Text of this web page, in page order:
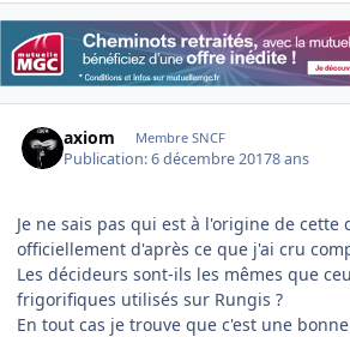
axiom Membre SNCF
Publication:6 décembre 20178 ans
Je ne sais pas qui est à l'origine de cette
officiellement d'après ce que j'ai cru
Les décideurs sont-ils les mêmes que
frigorifiques utilisés sur Rungis ?
En tout cas je trouve que c'est une